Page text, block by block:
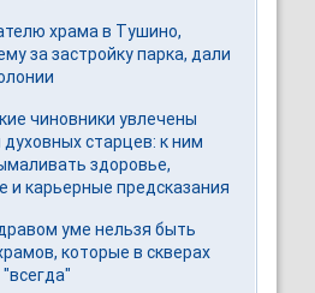
храма в Тушино,
за застройку парка, дали
чиновники увлечены
духовных старцев: к ним
здоровье,
и карьерные предсказания
уме нельзя быть
которые в скверах